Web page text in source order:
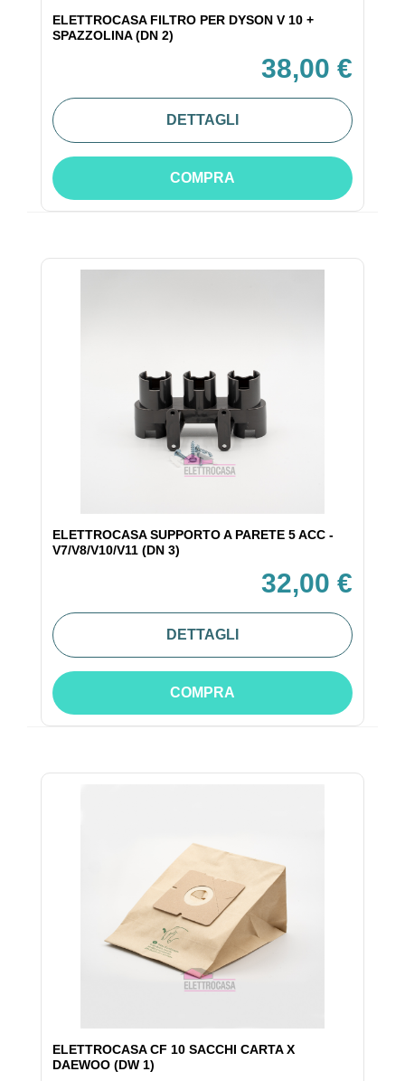
ELETTROCASA FILTRO PER DYSON V 10 +
SPAZZOLINA (DN 2)
38,00 €
DETTAGLI
COMPRA
ELETTROCASA SUPPORTO A PARETE 5 ACC -
V7/V8/V10/V11 (DN 3)
32,00 €
DETTAGLI
COMPRA
ELETTROCASA CF 10 SACCHI CARTA X
DAEWOO (DW 1)